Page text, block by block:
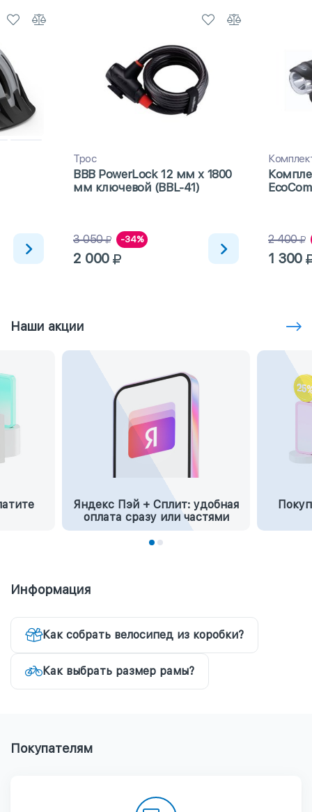
Трос
BBB PowerLock 12 мм x 1800
мм ключевой (BBL-41)
3 050 -34%
2 000
2 400
1 300
Наши акции
Яндекс Пэй + Сплит: удобная
оплата сразу или частями
Информация
Как собрать велосипед из коробки?
Как выбрать размер рамы?
Покупателям